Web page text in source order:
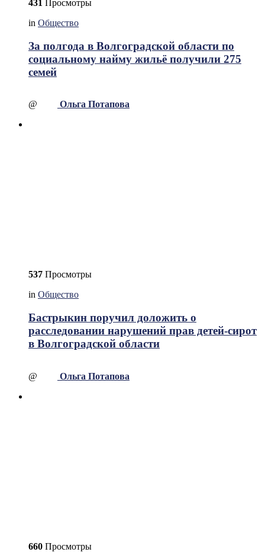
431
Просмотры
in Общество
За полгода в Волгоградской области по
социальному найму жильё получили 275
семей
@ Ольга Потапова
537 Просмотры
in Общество
Бастрыкин поручил доложить о
расследовании нарушений прав детей-сирот
в Волгоградской области
@ Ольга Потапова
660 Просмотры